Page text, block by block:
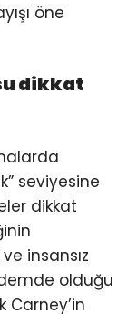
öne
dikkat
seviyesine
dikkat
insansız
olduğu
Carney’in